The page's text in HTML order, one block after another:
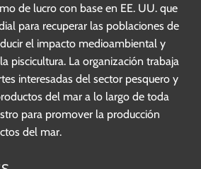
de lucro con base en EE. UU. que
para recuperar las poblaciones de
el impacto medioambiental y
piscicultura. La organización trabaja
interesadas del sector pesquero y
del mar a lo largo de toda
para promover la producción
del mar.